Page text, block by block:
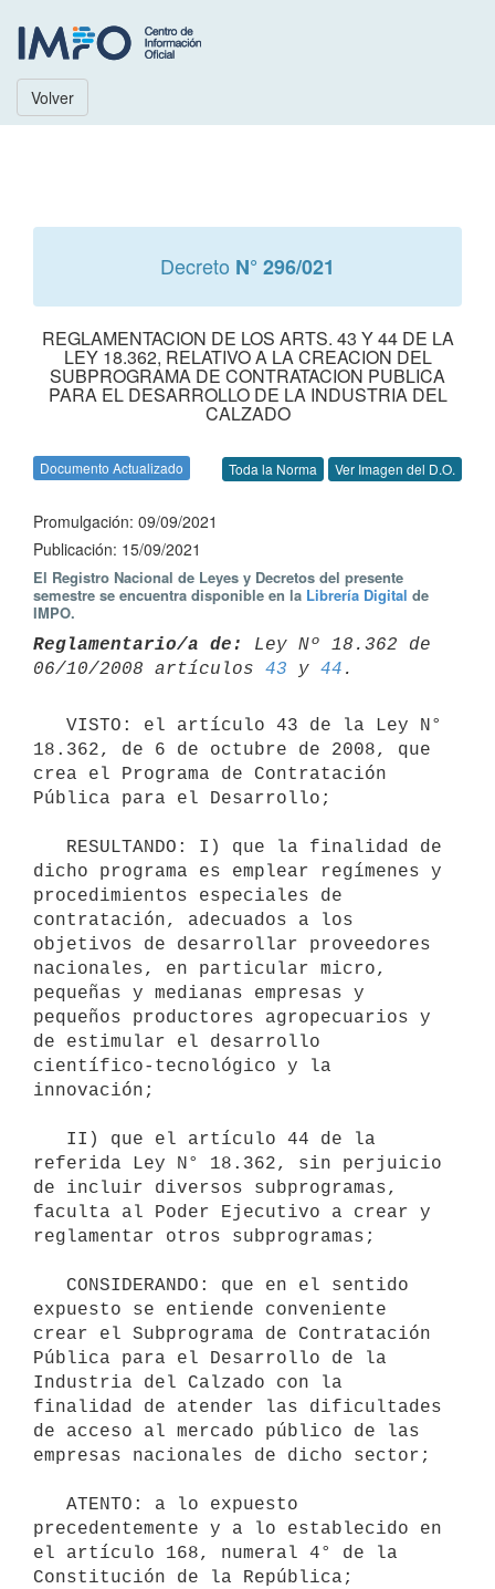
Volver
Decreto N° 296/021
REGLAMENTACION DE LOS ARTS. 43 Y 44 DE LA
LEY 18.362, RELATIVO A LA CREACION DEL
SUBPROGRAMA DE CONTRATACION PUBLICA
PARA EL DESARROLLO DE LA INDUSTRIA DEL
CALZADO
Documento Actualizado Toda la Norma Ver Imagen del D.O.
Promulgación: 09/09/2021
Publicación: 15/09/2021
El Registro Nacional de Leyes y Decretos del presente
semestre se encuentra disponible en la Librería Digital de
IMPO.
Reglamentario/a de:
Ley Nº 18.362 de
06/10/2008 artículos 43 y 44
18.362, de 6 de octubre de 2008, que
crea el Programa de Contratación
Pública para el Desarrollo;
dicho programa es emplear regímenes y
procedimientos especiales de
contratación, adecuados a los
objetivos de desarrollar proveedores
nacionales, en particular micro,
pequeñas y medianas empresas y
pequeños productores agropecuarios y
de estimular el desarrollo
científico-tecnológico y la
innovación;
referida Ley N° 18.362, sin perjuicio
de incluir diversos subprogramas,
faculta al Poder Ejecutivo a crear y
reglamentar otros subprogramas;
expuesto se entiende conveniente
crear el Subprograma de Contratación
Pública para el Desarrollo de la
Industria del Calzado con la
finalidad de atender las dificultades
de acceso al mercado público de las
empresas nacionales de dicho sector;
precedentemente y a lo establecido en
el artículo 168, numeral 4° de la
Constitución de la República;